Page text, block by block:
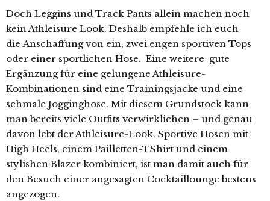
Doch Leggins und Track Pants allein machen noch
kein Athleisure Look. Deshalb empfehle ich euch
die Anschaffung von ein, zwei engen sportiven Tops
oder einer sportlichen Hose. Eine weitere gute
Ergänzung für eine gelungene Athleisure-
Kombinationen sind eine Trainingsjacke und eine
schmale Jogginghose. Mit diesem Grundstock kann
man bereits viele Outfits verwirklichen – und genau
davon lebt der Athleisure-Look. Sportive Hosen mit
High Heels, einem Pailletten-TShirt und einem
stylishen Blazer kombiniert, ist man damit auch für
den Besuch einer angesagten Cocktaillounge bestens
angezogen.